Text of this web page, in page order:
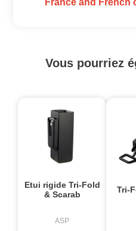
France and French
Vous pourriez
Etui rigide Tri-Fold
& Scarab
ASP
Tri-